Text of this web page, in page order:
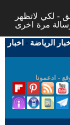
- لكي لاتظهر
الرياضة - اخبار
- ادعمونا